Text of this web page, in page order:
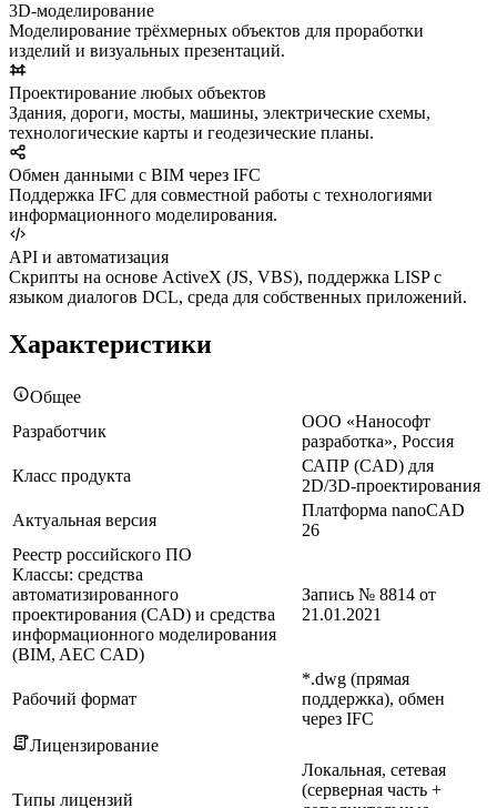
3D-моделирование
Моделирование трёхмерных объектов для проработки
изделий и визуальных презентаций.
Проектирование любых объектов
Здания, дороги, мосты, машины, электрические схемы,
технологические карты и геодезические планы.
Обмен данными с BIM через IFC
Поддержка IFC для совместной работы с технологиями
информационного моделирования.
API и автоматизация
Скрипты на основе ActiveX (JS, VBS), поддержка LISP с
языком диалогов DCL, среда для собственных приложений.
Характеристики
Общее
Разработчик
ООО «Нанософт
разработка», Россия
Класс продукта
САПР (CAD) для
2D/3D-проектирования
Актуальная версия
Платформа nanoCAD
26
Реестр российского ПО
Классы: средства
автоматизированного
проектирования (CAD) и средства
информационного моделирования
(BIM, AEC CAD)
Запись № 8814 от
21.01.2021
Рабочий формат
*.dwg (прямая
поддержка), обмен
через IFC
Лицензирование
Типы лицензий
Локальная, сетевая
(серверная часть +